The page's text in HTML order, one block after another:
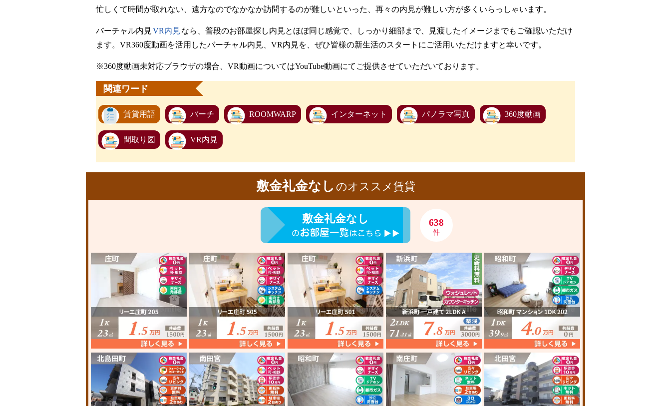
忙しくて時間が取れない、遠方なのでなかなか訪問するのが難しいといった、再々の内見が難しい方が多くいらっしゃいます。
バーチャル内見VR内見 なら、普段のお部屋探し内見とほぼ同じ感覚で、しっかり細部まで、見渡したイメージまでもご確認いただけ
ます。VR360度動画を活用したバーチャル内見、VR内見を、ぜひ皆様の新生活のスタートにご活用いただけますと幸いです。
※360度動画未対応ブラウザの場合、VR動画についてはYouTube動画にてご提供させていただいております。
関連ワード
賃貸用語 バーチ ROOMWARP インターネット パノラマ写真 360度動画
間取り図 VR内見
敷金礼金なし のオススメ賃貸
敷金礼金なし 638
件